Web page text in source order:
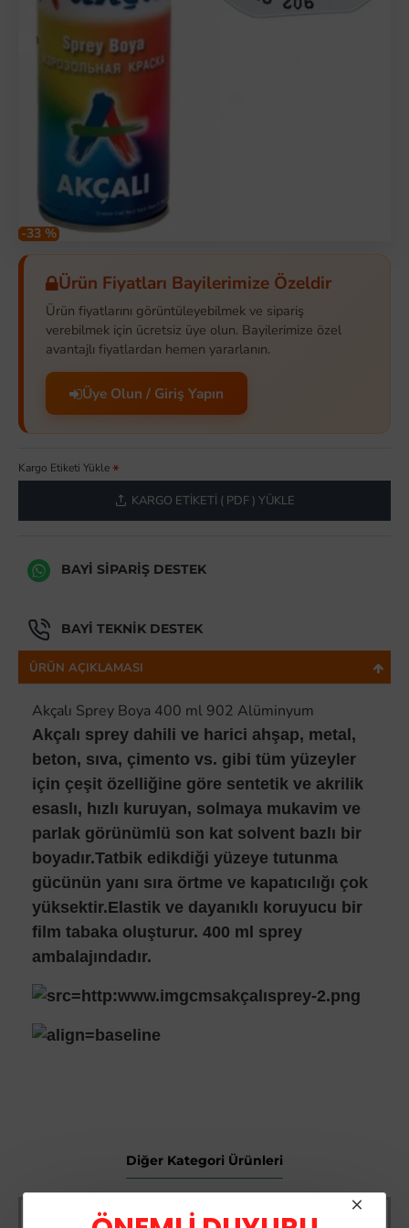
-33 %
Ürün Fiyatları Bayilerimize Özeldir
Ürün fiyatlarını görüntüleyebilmek ve sipariş
verebilmek için ücretsiz üye olun. Bayilerimize özel
avantajlı fiyatlardan hemen yararlanın.
Üye Olun / Giriş Yapın
Kargo Etiketi Yükle
KARGO ETIKETI ( PDF ) YÜKLE
BAYI SIPARIŞ DESTEK
BAYI TEKNIK DESTEK
ÜRÜN AÇIKLAMASI
Akçalı Sprey Boya 400 ml 902 Alüminyum
Akçalı sprey dahili ve harici ahşap, metal,
beton, sıva, çimento vs. gibi tüm yüzeyler
için çeşit özelliğine göre sentetik ve akrilik
esaslı, hızlı kuruyan, solmaya mukavim ve
parlak görünümlü son kat solvent bazlı bir
boyadır.Tatbik edikdiği yüzeye tutunma
gücünün yanı sıra örtme ve kapatıcılığı çok
yüksektir.Elastik ve dayanıklı koruyucu bir
film tabaka oluşturur. 400 ml sprey
ambalajındadır.
Diğer Kategori Ürünleri